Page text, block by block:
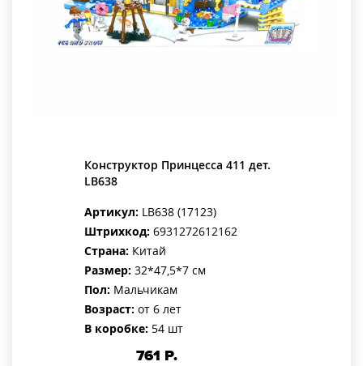
Конструктор Принцесса 411 дет.
LB638
Артикул: LB638 (17123)
Штрихкод: 6931272612162
Страна: Китай
Размер: 32*47,5*7 см
Пол: Мальчикам
Возраст: от 6 лет
В коробке: 54 шт
761 Р.